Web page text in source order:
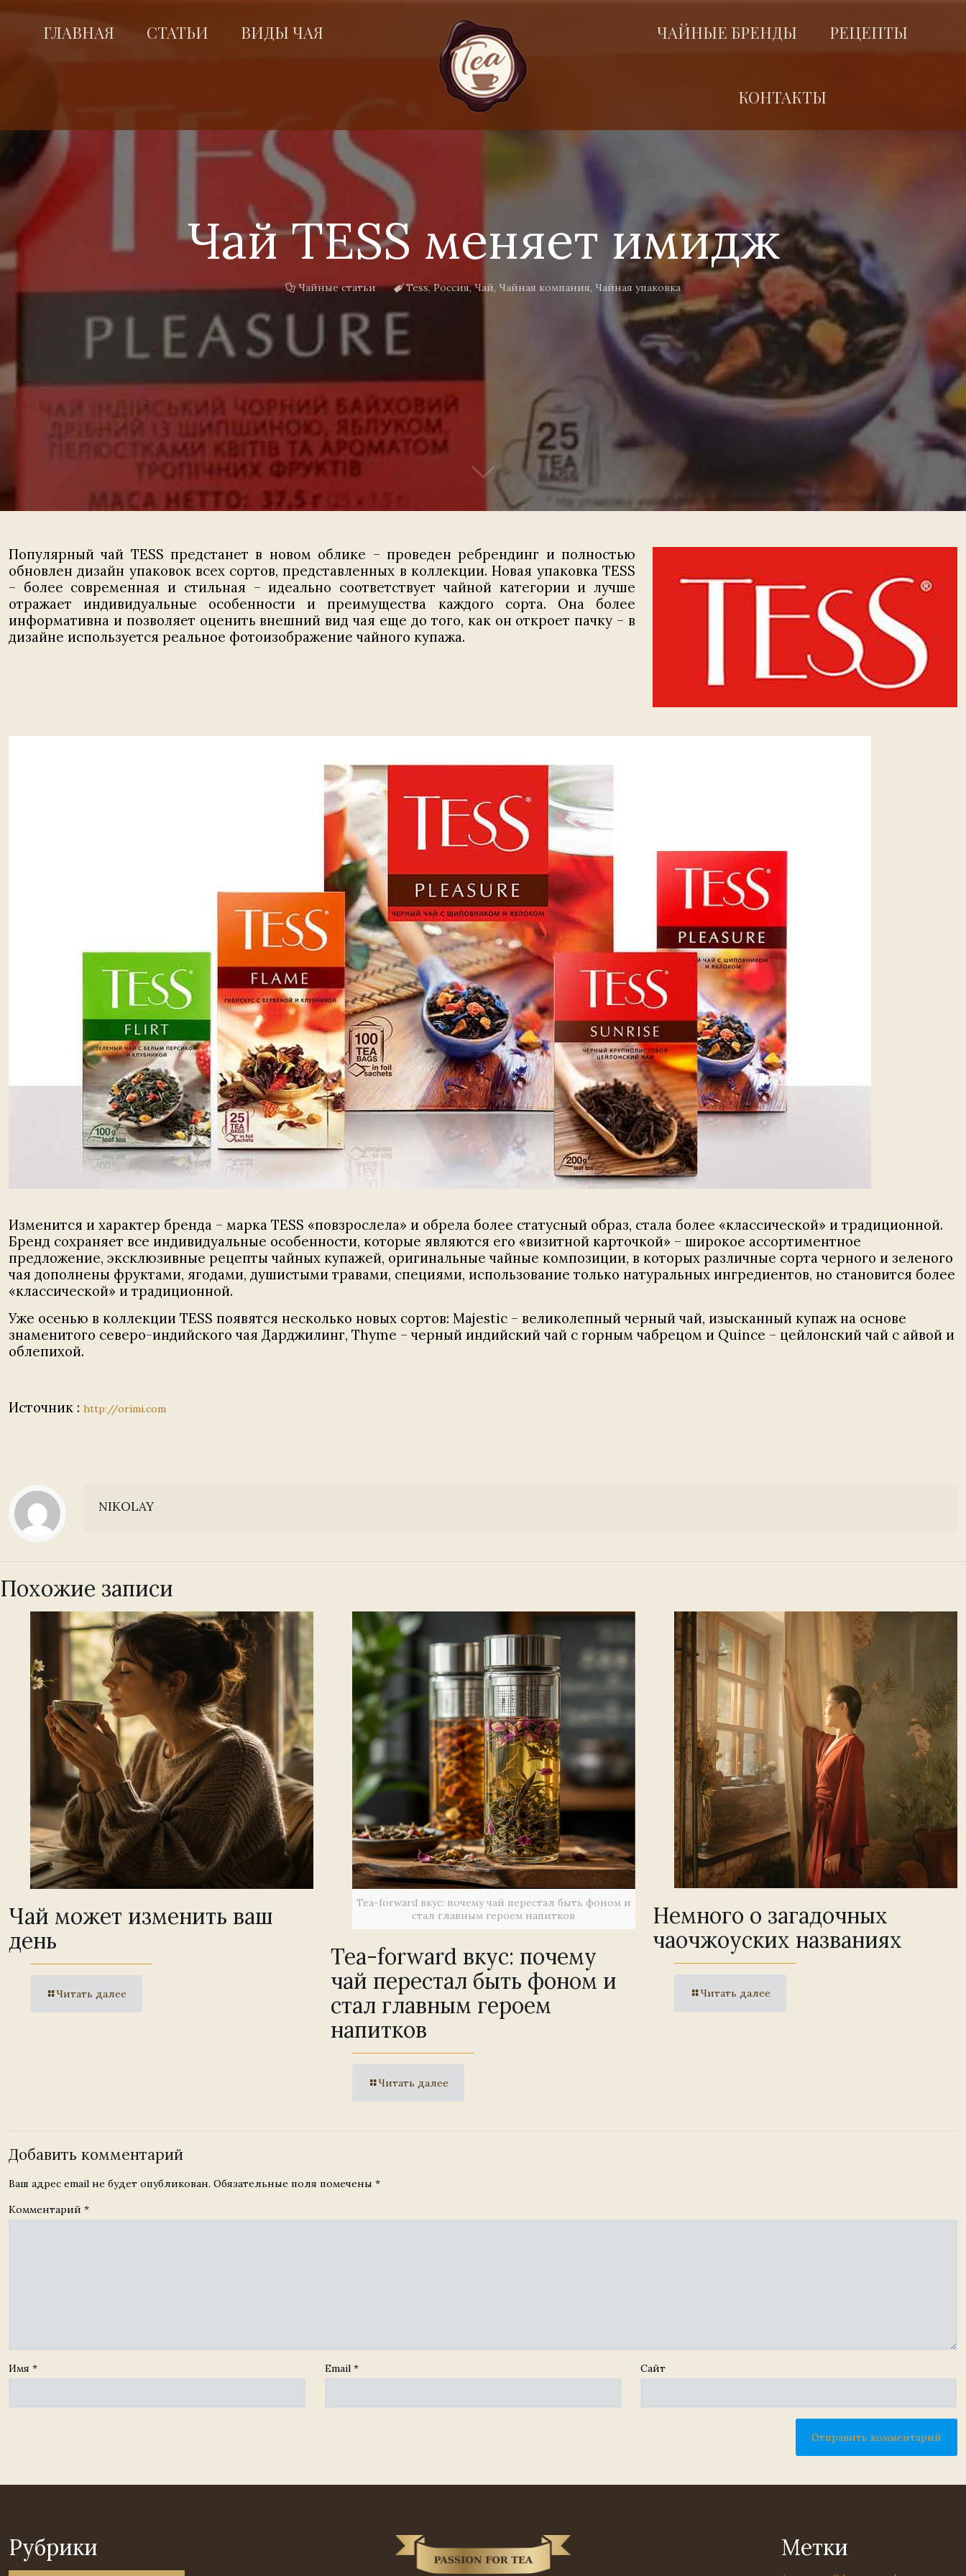
ГЛАВНАЯ СТАТЬИ ВИДЫ ЧАЯ ЧАЙНЫЕ БРЕНДЫ РЕЦЕПТЫ
КОНТАКТЫ
Чай TESS меняет имидж
Чайные статьи Tess,Россия,Чай, Чайная компания, Чайная упаковка
Популярный чай TESS предстанет в новом облике – проведен ребрендинг и полностью
обновлен дизайн упаковок всех сортов, представленных в коллекции. Новая упаковка TESS
– более современная и стильная – идеально соответствует чайной категории и лучше
отражает индивидуальные особенности и преимущества каждого сорта. Она более
информативна и позволяет оценить внешний вид чая еще до того, как он откроет пачку – в
дизайне используется реальное фотоизображение чайного купажа.
Изменится и характер бренда – марка TESS «повзрослела» и обрела более статусный образ, стала более «классической» и традиционной.
Бренд сохраняет все индивидуальные особенности, которые являются его «визитной карточкой» – широкое ассортиментное
предложение, эксклюзивные рецепты чайных купажей, оригинальные чайные композиции, в которых различные сорта черного и зеленого
чая дополнены фруктами, ягодами, душистыми травами, специями, использование только натуральных ингредиентов, но становится более
«классической» и традиционной.
Уже осенью в коллекции TESS появятся несколько новых сортов: Majestic – великолепный черный чай, изысканный купаж на основе
знаменитого северо-индийского чая Дарджилинг, Thyme – черный индийский чай с горным чабрецом и Quince – цейлонский чай с айвой и
облепихой.
Источник : http://orimi.com
NIKOLAY
Похожие записи
Чай может изменить ваш
день
Читать далее
Tea-forward вкус: почему чай перестал быть фоном и
стал главным героем напитков
Tea-forward вкус: почему
чай перестал быть фоном и
стал главным героем
напитков
Читать далее
Немного о загадочных
чаочжоуских названиях
Читать далее
Добавить комментарий
Ваш адрес email не будет опубликован. Обязательные поля помечены *
Комментарий *
Имя * Email * Сайт
Рубрики Метки